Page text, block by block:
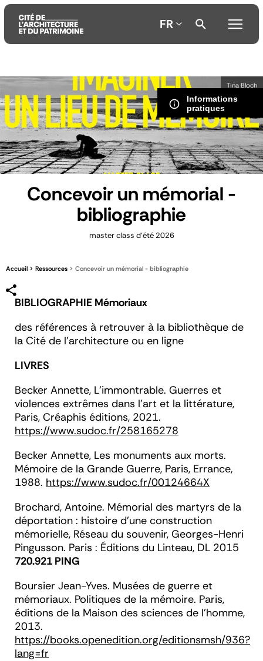
au
contenu
principal
au
menu
principal
à
la
recherche
FR
Informations
pratiques
Tina Bloch
Concevoir un mémorial -
bibliographie
master class d’été 2026
Accueil Ressources Concevoir un mémorial - bibliographie
BIBLIOGRAPHIE Mémoriaux
des références à retrouver à la bibliothèque de
la Cité de l’architecture ou en ligne
LIVRES
Becker Annette, L’immontrable. Guerres et
violences extrêmes dans l’art et la littérature,
Paris, Créaphis éditions, 2021.
https://www.sudoc.fr/258165278
Becker Annette, Les monuments aux morts.
Mémoire de la Grande Guerre, Paris, Errance,
1988. https://www.sudoc.fr/00124664X
Brochard, Antoine. Mémorial des martyrs de la
déportation : histoire d'une construction
mémorielle, Réseau du souvenir, Georges-Henri
Pingusson. Paris : Éditions du Linteau, DL 2015
720.921 PING
Boursier Jean-Yves. Musées de guerre et
mémoriaux. Politiques de la mémoire. Paris,
éditions de la Maison des sciences de l’homme,
2013.
https://books.openedition.org/editionsmsh/936?
lang=fr